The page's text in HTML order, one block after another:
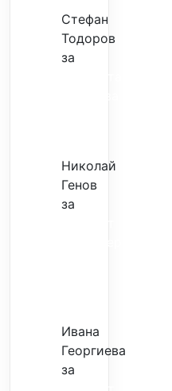
Стефан
Тодоров
за
Николай
Генов
за
Ивана
Георгиева
за